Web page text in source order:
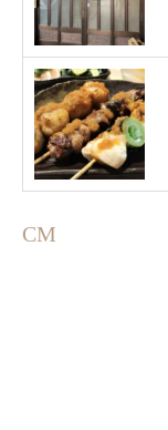
CM